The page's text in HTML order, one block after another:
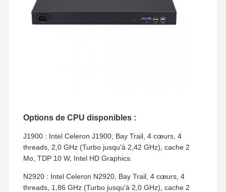
Options de CPU disponibles :
J1900 : Intel Celeron J1900, Bay Trail, 4 cœurs, 4
threads, 2,0 GHz (Turbo jusqu'à 2,42 GHz), cache 2
Mo, TDP 10 W, Intel HD Graphics.
N2920 : Intel Celeron N2920, Bay Trail, 4 cœurs, 4
threads, 1,86 GHz (Turbo jusqu'à 2,0 GHz), cache 2